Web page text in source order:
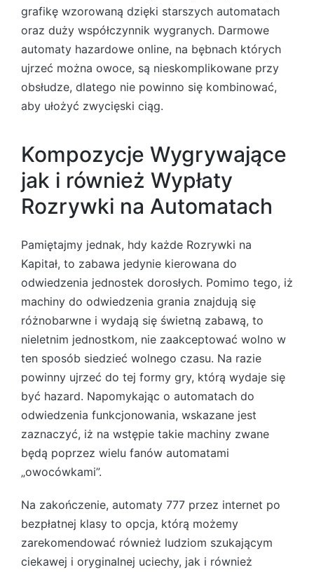
grafikę wzorowaną dzięki starszych automatach
oraz duży współczynnik wygranych. Darmowe
automaty hazardowe online, na bębnach których
ujrzeć można owoce, są nieskomplikowane przy
obsłudze, dlatego nie powinno się kombinować,
aby ułożyć zwycięski ciąg.
Kompozycje Wygrywające
jak i również Wypłaty
Rozrywki na Automatach
Pamiętajmy jednak, hdy każde Rozrywki na
Kapitał, to zabawa jedynie kierowana do
odwiedzenia jednostek dorosłych. Pomimo tego, iż
machiny do odwiedzenia grania znajdują się
różnobarwne i wydają się świetną zabawą, to
nieletnim jednostkom, nie zaakceptować wolno w
ten sposób siedzieć wolnego czasu. Na razie
powinny ujrzeć do tej formy gry, którą wydaje się
być hazard. Napomykając o automatach do
odwiedzenia funkcjonowania, wskazane jest
zaznaczyć, iż na wstępie takie machiny zwane
będą poprzez wielu fanów automatami
„owocówkami”.
Na zakończenie, automaty 777 przez internet po
bezpłatnej klasy to opcja, którą możemy
zarekomendować również ludziom szukającym
ciekawej i oryginalnej uciechy, jak i również